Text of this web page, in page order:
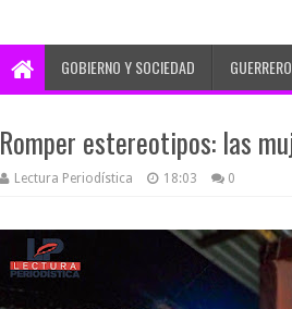
GOBIERNO Y SOCIEDAD GUERRERO
Romper estereotipos: las
Lectura Periodística 18:03 0